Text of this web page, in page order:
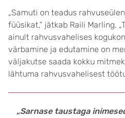
„Samuti on teadus
füüsikat,“ jätkab Raili Marling.
ainult rahvusvahelises
värbamine ja edutamine on
väljakutse saada kokku
lähtuma rahvusvahelisest
„Sarnase taustaga